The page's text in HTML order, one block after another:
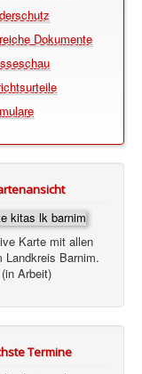
Dokumente
Karte mit allen
Landkreis Barnim.
(in Arbeit)
Termine